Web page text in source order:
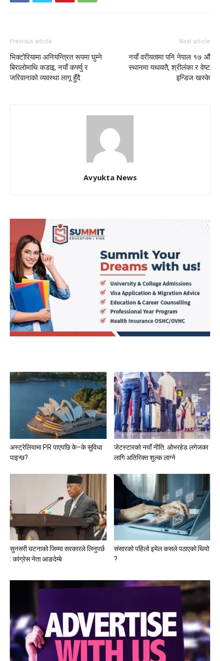
Previous article
भिक्टोरियामा अनियन्त्रित रूपमा घुम्ने
बिरालोमाथि कडाइ, नयाँ कर्फ्यु र
जरिवानाको व्यवस्था लागू हुँदै
Next article
नयाँ वरीयतामा पनि नेपाल १७ औं
स्थानमा यथावतै, श्रीलंका र वेष्ट
इन्डिज खस्के
Avyukta News
अस्ट्रेलियामा PR पाएपछि के–के सुविधा
पाइन्छ?
जेटस्टारको नयाँ नीति: ओभरहेड लगेजका
लागि अतिरिक्त शुल्क लाग्ने
सुनसरी घटनाको जिम्मा सरकारले लिनुपर्छ
: कांग्रेस नेता आङदेम्बे
संसारको पहिलो इमेल कसले पठाएको थियो
?